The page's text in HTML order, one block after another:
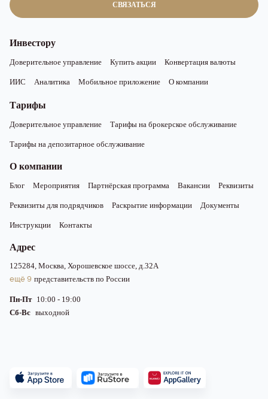
СВЯЗАТЬСЯ
Инвестору
Доверительное управление Купить акции Конвертация валюты
ИИС Аналитика Мобильное приложение О компании
Тарифы
Доверительное управление Тарифы на брокерское обслуживание
Тарифы на депозитарное обслуживание
О компании
Блог Мероприятия Партнёрская программа Вакансии Реквизиты
Реквизиты для подрядчиков Раскрытие информации Документы
Инструкции Контакты
Адрес
125284, Москва, Хорошевское шоссе, д.32А
ещё 9 представительств по России
Пн-Пт 10:00 - 19:00
Сб-Вс выходной